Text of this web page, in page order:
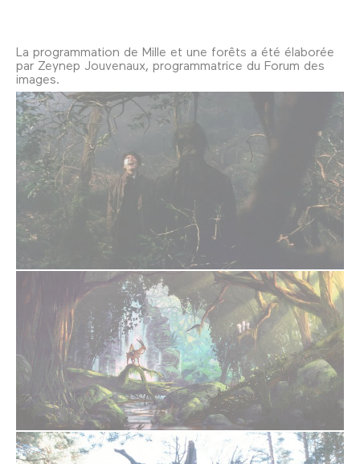
La programmation de Mille et une forêts a été élaborée
par Zeynep Jouvenaux, programmatrice du Forum des
images.